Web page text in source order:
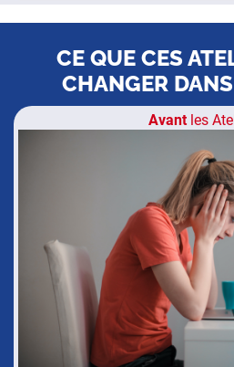
CE QUE CES
CHANGER
Avant les